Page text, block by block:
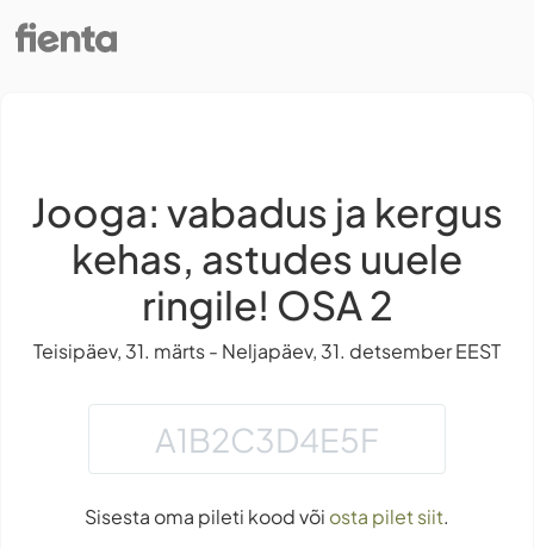
Jooga: vabadus ja kergus
kehas, astudes uuele
ringile! OSA 2
Teisipäev, 31. märts - Neljapäev, 31. detsember EEST
Sisesta oma pileti kood või osta pilet siit.